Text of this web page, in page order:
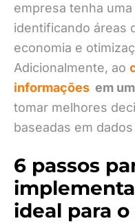
empresa tenha
identificando áreas
economia e
Adicionalmente, ao
informações em
tomar melhores
baseadas em
6 passos
ideal para